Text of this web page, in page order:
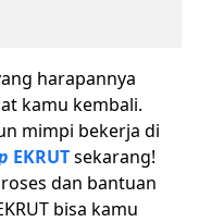
harapannya
kamu kembali.
mimpi bekerja di
EKRUTsekarang!
dan bantuan
bisa kamu